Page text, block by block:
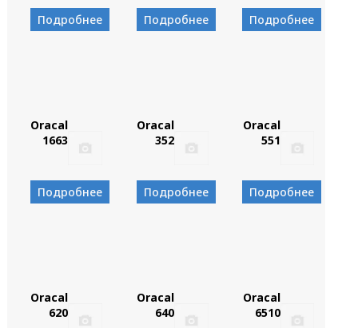
Подробнее Подробнее Подробнее
Oracal
1663
Подробнее
Oracal
352
Подробнее
Oracal
551
Подробнее
Oracal
620
Oracal
640
Oracal
6510